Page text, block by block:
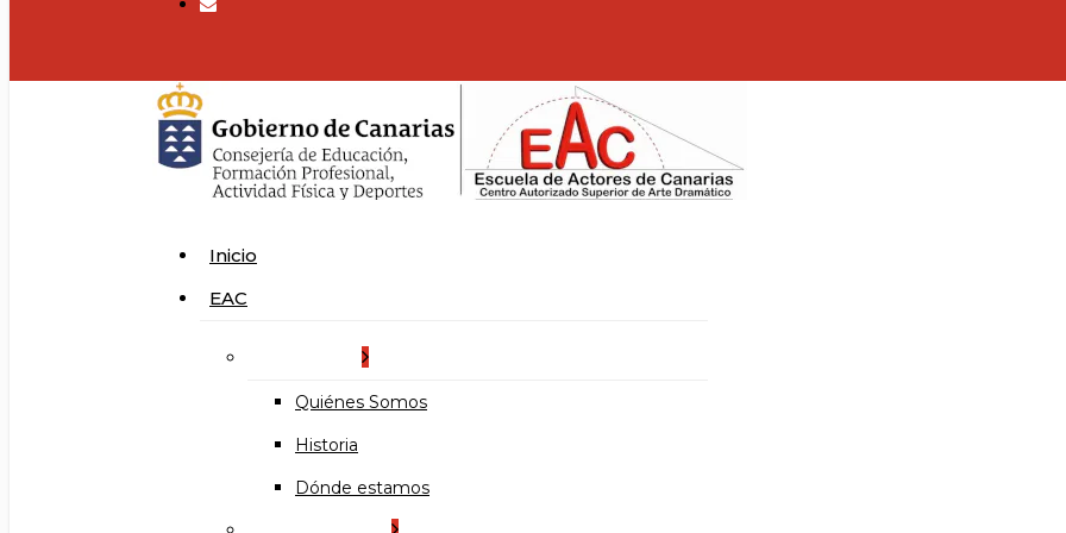
search
Menu
Inicio
EAC
Quiénes Somos
Historia
Dónde estamos